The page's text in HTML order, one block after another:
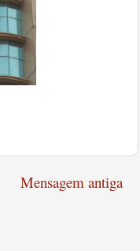
Mensagem antiga